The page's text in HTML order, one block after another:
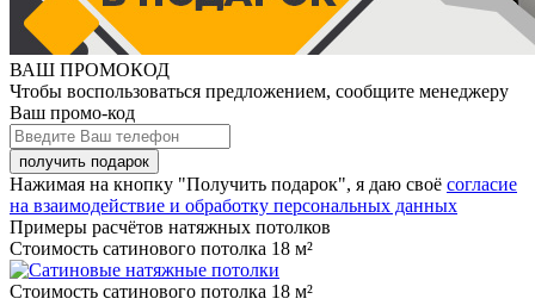
ВАШ ПРОМОКОД
Чтобы воспользоваться предложением, сообщите менеджеру
Ваш промо-код
Нажимая на кнопку "Получить подарок", я даю своё согласие
на взаимодействие и обработку персональных данных
Примеры расчётов натяжных потолков
Стоимость сатинового потолка 18 м²
Стоимость сатинового потолка 18 м²